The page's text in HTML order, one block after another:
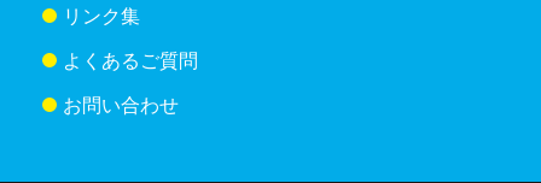
リンク集
よくあるご質問
お問い合わせ